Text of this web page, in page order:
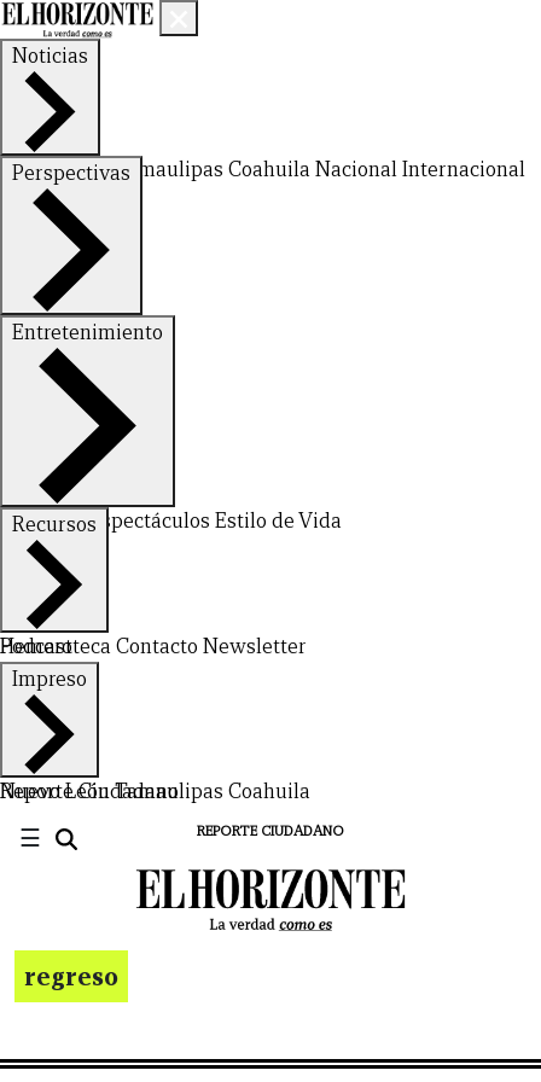
Noticias
Nuevo LeónTamaulipas Coahuila NacionalInternacional
Perspectivas
FinanzasOpinión
Entretenimiento
DeportesEspectáculos Estilo de Vida
Recursos
Hemeroteca Contacto Newsletter
Podcast
Impreso
Nuevo LeónTamaulipas Coahuila
Reporte Ciudadano
☰ REPORTE CIUDADANO
regreso